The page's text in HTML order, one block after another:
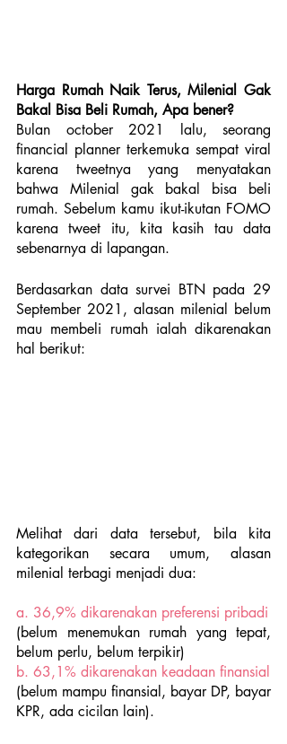
Harga Rumah Naik Terus, Milenial Gak
Bakal Bisa Beli Rumah, Apa bener?
Bulan october 2021 lalu, seorang
financial planner terkemuka sempat viral
karena tweetnya yang menyatakan
bahwa Milenial gak bakal bisa beli
rumah. Sebelum kamu ikut-ikutan FOMO
karena tweet itu, kita kasih tau data
sebenarnya di lapangan.
Berdasarkan data survei BTN pada 29
September 2021, alasan milenial belum
mau membeli rumah ialah dikarenakan
hal berikut:
Melihat dari data tersebut, bila kita
kategorikan secara umum, alasan
milenial terbagi menjadi dua:
a. 36,9% dikarenakan preferensi pribadi
(belum menemukan rumah yang tepat,
belum perlu, belum terpikir)
(belum mampu finansial, bayar DP, bayar
KPR, ada cicilan lain).